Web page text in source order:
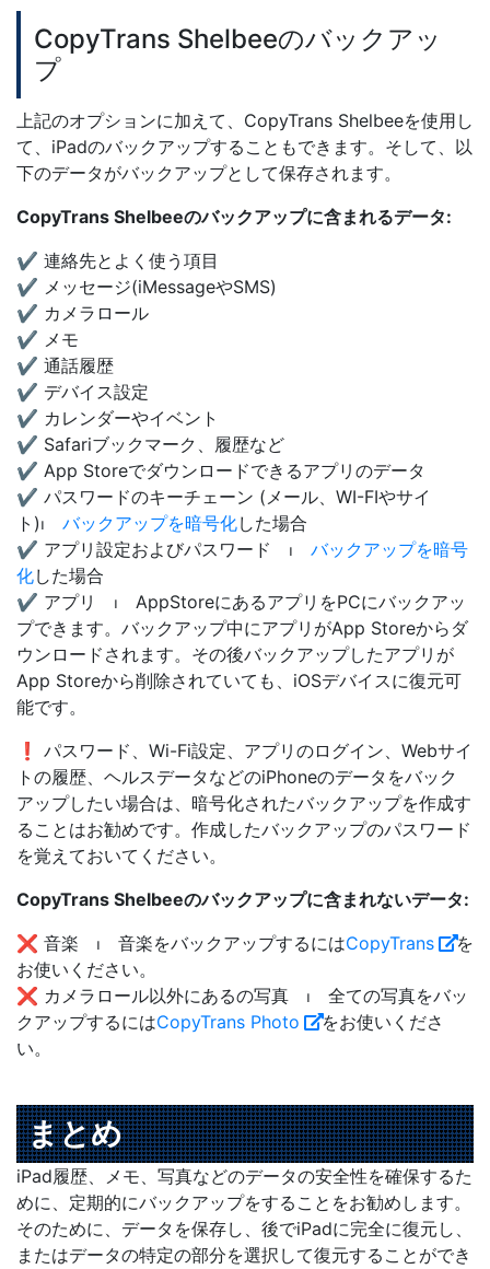
CopyTrans Shelbeeのバックアッ
プ
上記のオプションに加えて、CopyTrans Shelbeeを使用し
て、iPadのバックアップすることもできます。そして、以
下のデータがバックアップとして保存されます。
CopyTrans Shelbeeのバックアップに含まれるデータ:
✔️ 連絡先とよく使う項目
✔️ メッセージ(iMessageやSMS)
✔️ カメラロール
✔️ メモ
✔️ 通話履歴
✔️ デバイス設定
✔️ カレンダーやイベント
✔️ Safariブックマーク、履歴など
✔️ App Storeでダウンロードできるアプリのデータ
✔️ パスワードのキーチェーン (メール、WI-FIやサイ
ト)⏐ バックアップを暗号化した場合
✔️ アプリ設定およびパスワード ⏐ バックアップを暗号
化した場合
✔️ アプリ ⏐ AppStoreにあるアプリをPCにバックアッ
プできます。バックアップ中にアプリがApp Storeからダ
ウンロードされます。その後バックアップしたアプリが
App Storeから削除されていても、iOSデバイスに復元可
能です。
❗ パスワード、Wi-Fi設定、アプリのログイン、Webサイ
トの履歴、ヘルスデータなどのiPhoneのデータをバック
アップしたい場合は、暗号化されたバックアップを作成す
ることはお勧めです。作成したバックアップのパスワード
を覚えておいてください。
CopyTrans Shelbeeのバックアップに含まれないデータ:
❌ 音楽 ⏐ 音楽をバックアップするにはCopyTrans
を
お使いください。
❌ カメラロール以外にあるの写真 ⏐ 全ての写真をバッ
クアップするにはCopyTrans Photo
をお使いくださ
い。
まとめ
iPad履歴、メモ、写真などのデータの安全性を確保するた
めに、定期的にバックアップをすることをお勧めします。
そのために、データを保存し、後でiPadに完全に復元し、
またはデータの特定の部分を選択して復元することができ